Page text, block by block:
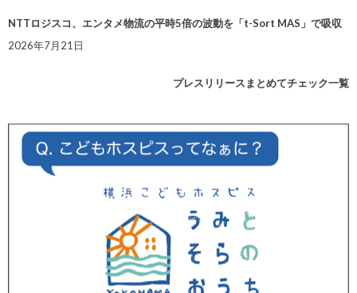
NTTロジスコ、エンタメ物流の平時5倍の波動を「t-Sort MAS」で吸収
2026年7月21日
プレスリリースまとめてチェック一覧